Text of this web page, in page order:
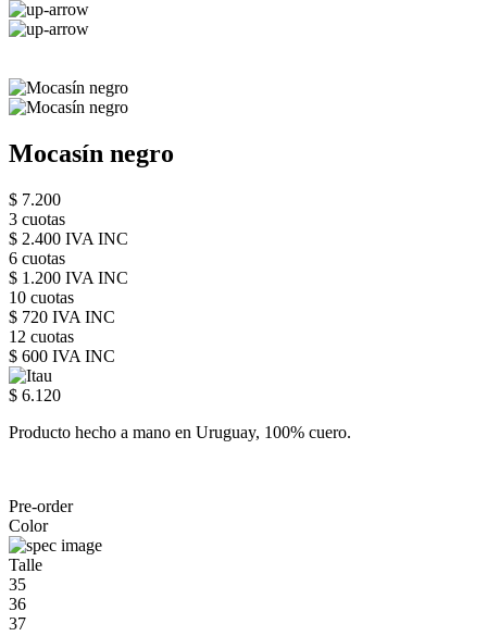
Mocasín negro
$ 7.200
3 cuotas
$ 2.400 IVA INC
6 cuotas
$ 1.200 IVA INC
10 cuotas
$ 720 IVA INC
12 cuotas
$ 600 IVA INC
$ 6.120
Producto hecho a mano en Uruguay, 100% cuero.
Pre-order
Color
Talle
35
36
37